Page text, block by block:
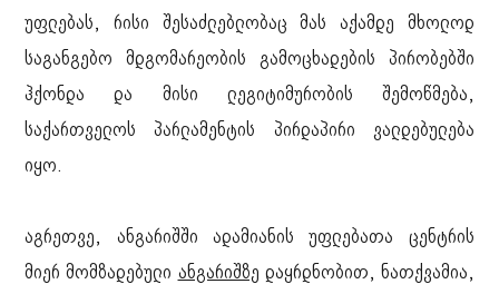
უფლებას, რისი შესაძლებლობაც მას აქამდე მხოლოდ
საგანგებო მდგომარეობის გამოცხადების პირობებში
ჰქონდა და მისი ლეგიტიმურობის შემოწმება,
საქართველოს პარლამენტის პირდაპირი ვალდებულება
იყო.
აგრეთვე, ანგარიშში ადამიანის უფლებათა ცენტრის
მიერ მომზადებული ანგარიშზე დაყრდნობით, ნათქვამია,